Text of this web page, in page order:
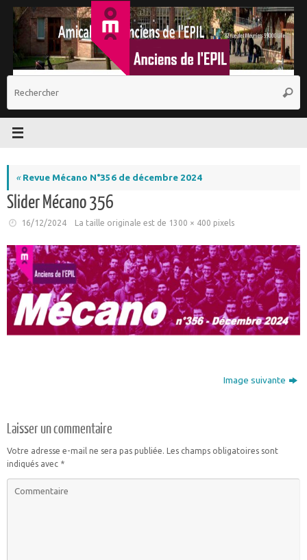
Passer
:
«Revue Mécano N°356 de décembre 2024
Slider Mécano 356
16/12/2024 La taille originale est de 1300 × 400 pixels
Image suivante
Laisser un commentaire
Votre adresse e-mail ne sera pas publiée. Les champs obligatoires sont
indiqués avec *